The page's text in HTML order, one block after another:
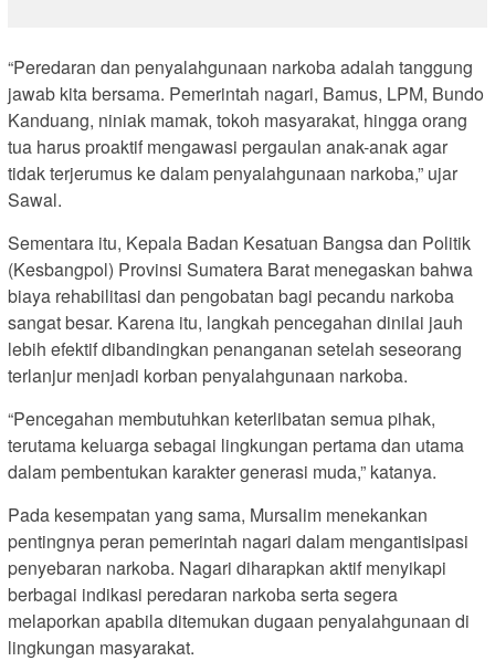
“Peredaran dan penyalahgunaan narkoba adalah tanggung
jawab kita bersama. Pemerintah nagari, Bamus, LPM, Bundo
Kanduang, niniak mamak, tokoh masyarakat, hingga orang
tua harus proaktif mengawasi pergaulan anak-anak agar
tidak terjerumus ke dalam penyalahgunaan narkoba,” ujar
Sawal.
Sementara itu, Kepala Badan Kesatuan Bangsa dan Politik
(Kesbangpol) Provinsi Sumatera Barat menegaskan bahwa
biaya rehabilitasi dan pengobatan bagi pecandu narkoba
sangat besar. Karena itu, langkah pencegahan dinilai jauh
lebih efektif dibandingkan penanganan setelah seseorang
terlanjur menjadi korban penyalahgunaan narkoba.
“Pencegahan membutuhkan keterlibatan semua pihak,
terutama keluarga sebagai lingkungan pertama dan utama
dalam pembentukan karakter generasi muda,” katanya.
Pada kesempatan yang sama, Mursalim menekankan
pentingnya peran pemerintah nagari dalam mengantisipasi
penyebaran narkoba. Nagari diharapkan aktif menyikapi
berbagai indikasi peredaran narkoba serta segera
melaporkan apabila ditemukan dugaan penyalahgunaan di
lingkungan masyarakat.